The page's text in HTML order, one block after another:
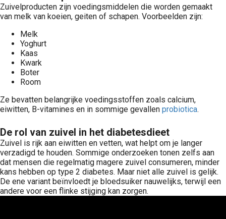
Zuivelproducten zijn voedingsmiddelen die worden gemaakt
van melk van koeien, geiten of schapen. Voorbeelden zijn:
Melk
Yoghurt
Kaas
Kwark
Boter
Room
Ze bevatten belangrijke voedingsstoffen zoals calcium,
eiwitten, B-vitamines en in sommige gevallen probiotica.
De rol van zuivel in het diabetesdieet
Zuivel is rijk aan eiwitten en vetten, wat helpt om je langer
verzadigd te houden. Sommige onderzoeken tonen zelfs aan
dat mensen die regelmatig magere zuivel consumeren, minder
kans hebben op type 2 diabetes. Maar niet alle zuivel is gelijk.
De ene variant beïnvloedt je bloedsuiker nauwelijks, terwijl een
andere voor een flinke stijging kan zorgen.